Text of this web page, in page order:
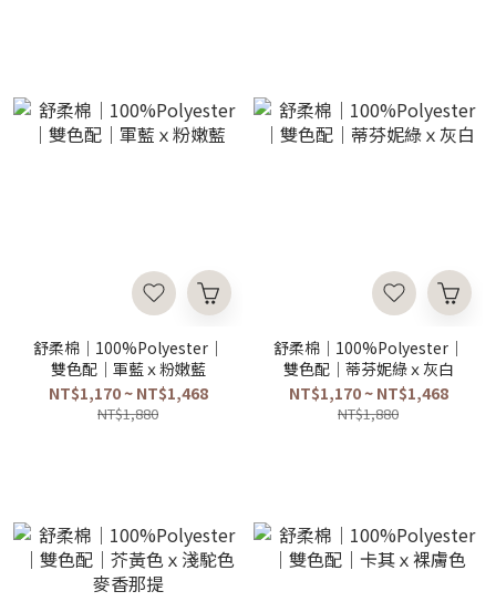
舒柔棉｜100%Polyester｜
雙色配｜軍藍ｘ粉嫩藍
NT$1,170 ~ NT$1,468
NT$1,880
舒柔棉｜100%Polyester｜
雙色配｜蒂芬妮綠ｘ灰白
NT$1,170 ~ NT$1,468
NT$1,880